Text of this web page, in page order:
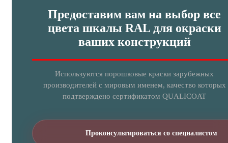
Предоставим вам на выбор все
цвета шкалы RAL для окраски
ваших конструкций
Используются порошковые краски зарубежных
производителей с мировым именем, качество которых
подтверждено сертификатом QUALICOAT
Проконсультироваться со специалистом